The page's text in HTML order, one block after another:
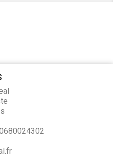
0680024302